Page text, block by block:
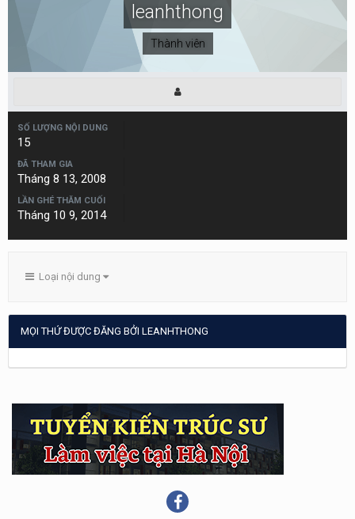
leanhthong
Thành viên
SỐ LƯỢNG NỘI DUNG
15
ĐÃ THAM GIA
Tháng 8 13, 2008
LẦN GHÉ THĂM CUỐI
Tháng 10 9, 2014
Loại nội dung
MỌI THỨ ĐƯỢC ĐĂNG BỞI LEANHTHONG